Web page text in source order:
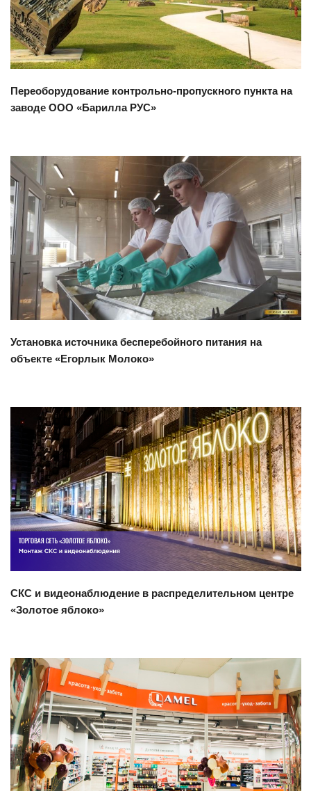
Переоборудование контрольно-пропускного пункта на
заводе ООО «Барилла РУС»
Смотреть проект
Установка источника бесперебойного питания на
объекте «Егорлык Молоко»
Смотреть проект
СКС и видеонаблюдение в распределительном центре
«Золотое яблоко»
Смотреть проект